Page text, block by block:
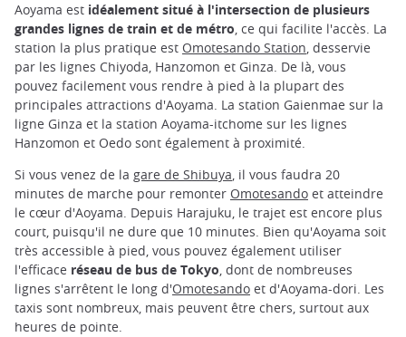
Aoyama est idéalement situé à l'intersection de plusieurs
grandes lignes de train et de métro, ce qui facilite l'accès. La
station la plus pratique est Omotesando Station, desservie
par les lignes Chiyoda, Hanzomon et Ginza. De là, vous
pouvez facilement vous rendre à pied à la plupart des
principales attractions d'Aoyama. La station Gaienmae sur la
ligne Ginza et la station Aoyama-itchome sur les lignes
Hanzomon et Oedo sont également à proximité.
Si vous venez de la gare de Shibuya, il vous faudra 20
minutes de marche pour remonter Omotesando et atteindre
le cœur d'Aoyama. Depuis Harajuku, le trajet est encore plus
court, puisqu'il ne dure que 10 minutes. Bien qu'Aoyama soit
très accessible à pied, vous pouvez également utiliser
l'efficace réseau de bus de Tokyo, dont de nombreuses
lignes s'arrêtent le long d'Omotesando et d'Aoyama-dori. Les
taxis sont nombreux, mais peuvent être chers, surtout aux
heures de pointe.